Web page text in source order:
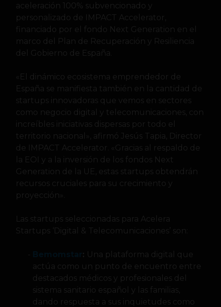
aceleración 100% subvencionado y
personalizado de IMPACT Accelerator,
financiado por el fondo Next Generation en el
marco del Plan de Recuperación y Resiliencia
del Gobierno de España.
«El dinámico ecosistema emprendedor de
España se manifiesta también en la cantidad de
startups innovadoras que vemos en sectores
como negocio digital y telecomunicaciones, con
increíbles iniciativas dispersas por todo el
territorio nacional», afirmó Jesús Tapia, Director
de IMPACT Accelerator. «Gracias al respaldo de
la EOI y a la inversión de los fondos Next
Generation de la UE, estas startups obtendrán
recursos cruciales para su crecimiento y
proyección».
Las startups seleccionadas para Acelera
Startups ‘Digital & Telecomunicaciones’ son:
: Una plataforma digital que
actúa como un punto de encuentro entre
destacados médicos y profesionales del
sistema sanitario español y las familias,
dando respuesta a sus inquietudes como